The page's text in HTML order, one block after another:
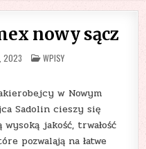
nowy sącz
2023 POSTED
IN
WPISY
w Nowym
Sadolin cieszy się
jakość, trwałość
pozwalają na łatwe